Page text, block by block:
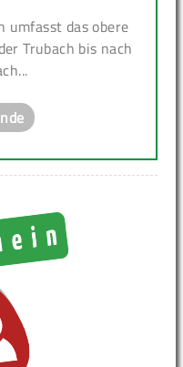
umfasst das obere
Trubach bis nach